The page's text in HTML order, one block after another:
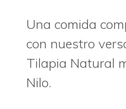
Una comida
con nuestro
Tilapia Natural
Nilo.